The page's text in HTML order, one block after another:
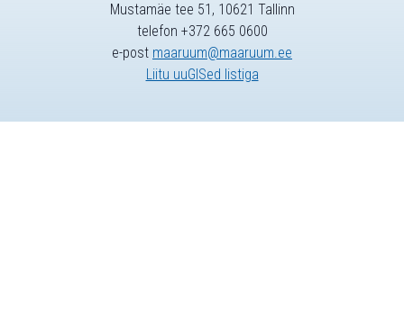
Mustamäe tee 51, 10621 Tallinn
telefon +372 665 0600
e-post maaruum@maaruum.ee
Liitu uuGISed listiga